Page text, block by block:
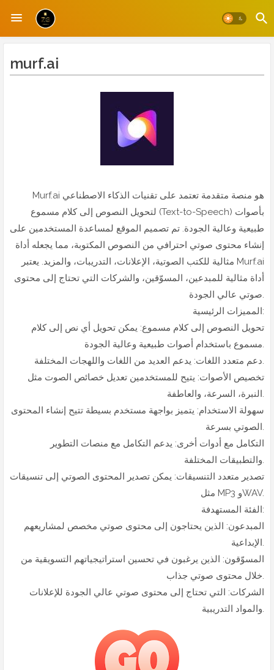
murf.ai
Murf.ai هو منصة متقدمة تعتمد على تقنيات الذكاء الاصطناعي
لتحويل النصوص إلى كلام مسموع (Text-to-Speech) بأصوات
طبيعية وعالية الجودة. تم تصميم الموقع لمساعدة المستخدمين على
إنشاء محتوى صوتي احترافي من النصوص المكتوبة، مما يجعله أداة
مثالية للكتب الصوتية، الإعلانات، التدريبات، والمزيد. يعتبر Murf.ai
أداة مثالية للمبدعين، المسوّقين، والشركات التي تحتاج إلى محتوى
صوتي عالي الجودة.
المميزات الرئيسية:
تحويل النصوص إلى كلام مسموع: يمكن تحويل أي نص إلى كلام
مسموع باستخدام أصوات طبيعية وعالية الجودة.
دعم متعدد اللغات: يدعم العديد من اللغات واللهجات المختلفة.
تخصيص الأصوات: يتيح للمستخدمين تعديل خصائص الصوت مثل
النبرة، السرعة، والعاطفة.
سهولة الاستخدام: يتميز بواجهة مستخدم بسيطة تتيح إنشاء المحتوى
الصوتي بسرعة.
التكامل مع أدوات أخرى: يدعم التكامل مع منصات التطوير
والتطبيقات المختلفة.
تصدير متعدد التنسيقات: يمكن تصدير المحتوى الصوتي إلى تنسيقات
مثل MP3 وWAV.
الفئة المستهدفة:
المبدعون: الذين يحتاجون إلى محتوى صوتي مخصص لمشاريعهم
الإبداعية.
المسوّقون: الذين يرغبون في تحسين استراتيجياتهم التسويقية من
خلال محتوى صوتي جذاب.
الشركات: التي تحتاج إلى محتوى صوتي عالي الجودة للإعلانات
والمواد التدريبية.